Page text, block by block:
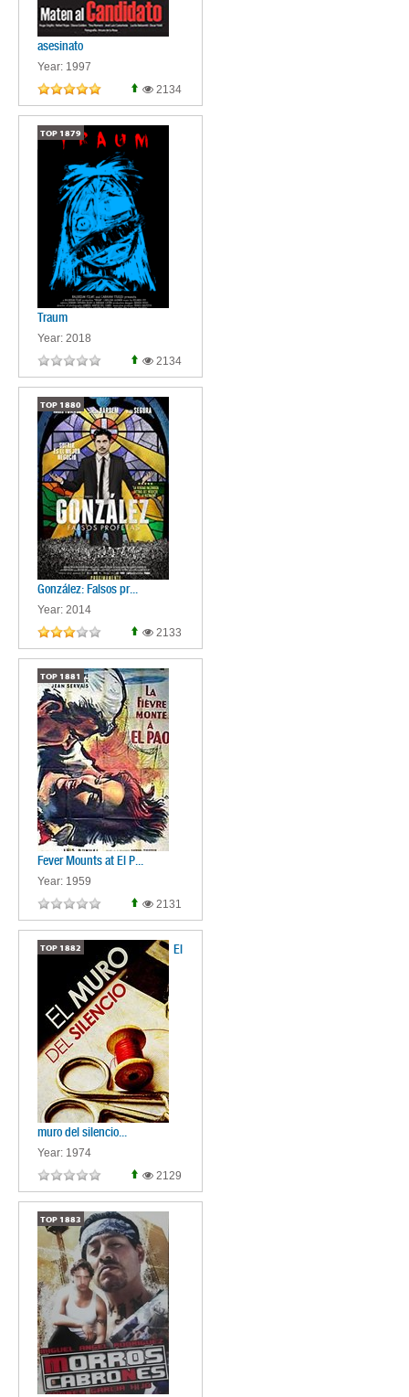
asesinato
Year: 1997
2134
TOP 1879
Traum
Year: 2018
2134
TOP 1880
González: Falsos pr...
Year: 2014
2133
TOP 1881
Fever Mounts at El P...
Year: 1959
2131
TOP 1882 El
muro del silencio...
Year: 1974
2129
TOP 1883